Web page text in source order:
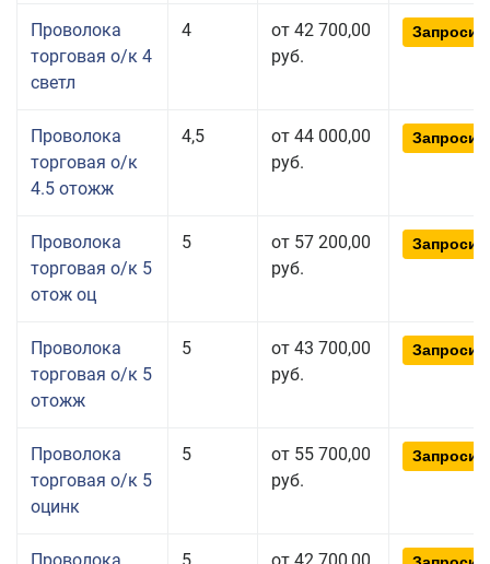
Проволока
торговая о/к 4
светл
4
от 42 700,00
руб.
Проволока
торговая о/к
4.5 отожж
4,5
от 44 000,00
руб.
Проволока
торговая о/к 5
отож оц
5
от 57 200,00
руб.
Проволока
торговая о/к 5
отожж
5
от 43 700,00
руб.
Проволока
торговая о/к 5
оцинк
5
от 55 700,00
руб.